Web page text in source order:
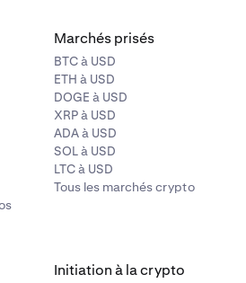
Marchés prisés
BTC à USD
ETH à USD
DOGE à USD
XRP à USD
ADA à USD
SOL à USD
LTC à USD
Tous les marchés crypto
Initiation à la crypto